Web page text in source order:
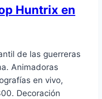
Huntrix en
de las guerreras
Animadoras
en vivo,
Decoración